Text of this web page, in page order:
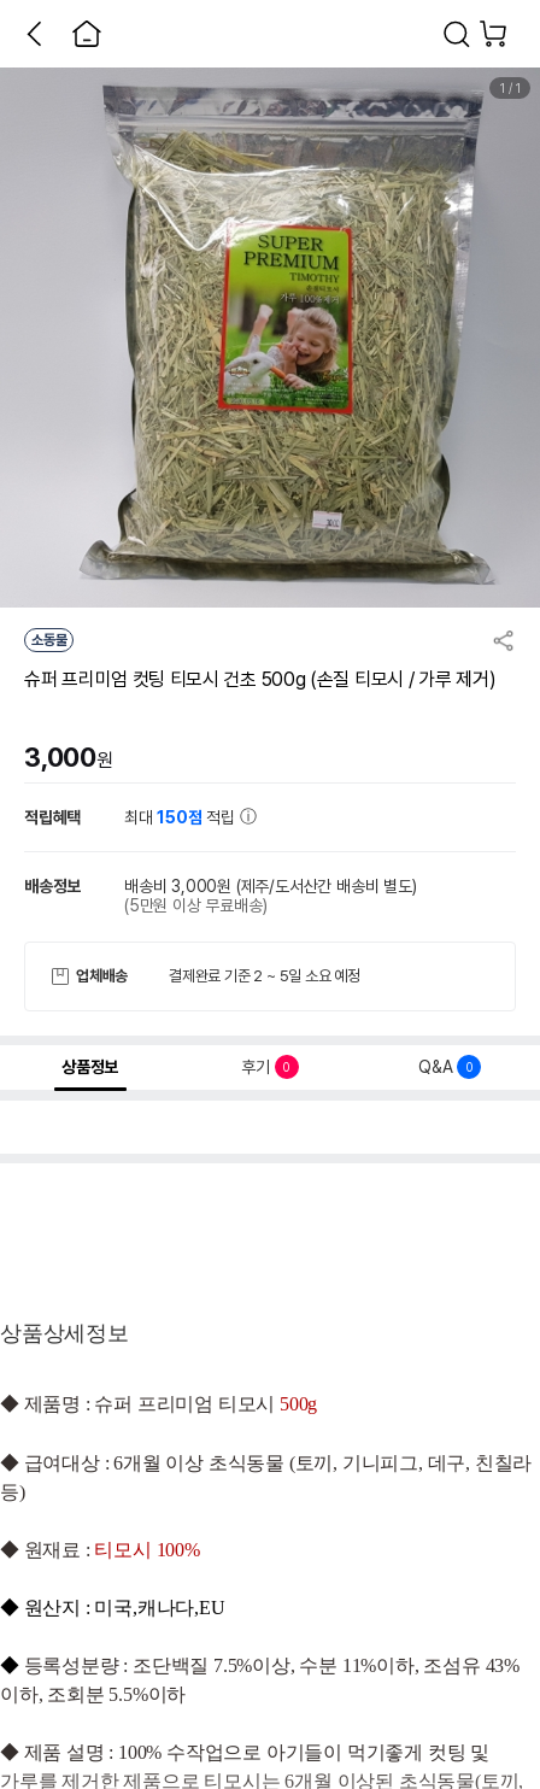
1 / 1
소동물
슈퍼 프리미엄 컷팅 티모시 건초 500g (손질 티모시 / 가루 제거)
3,000원
적립혜택 최대150점 적립
배송정보 배송비 3,000원 (제주/도서산간 배송비 별도)
(5만원 이상 무료배송)
업체배송 결제완료 기준 2 ~ 5일 소요 예정
상품정보 후기 0 Q&A 0
상품상세정보
◆ 제품명 : 슈퍼 프리미엄 티모시 500g
◆ 급여대상 : 6개월 이상 초식동물 (토끼, 기니피그, 데구, 친칠라
등)
◆ 원재료 : 티모시 100%
◆ ​원산지 : 미국,캐나다,EU
◆ 등록성분량 : 조단백질 7.5%이상, 수분 11%이하, 조섬유 43%
이하, 조회분 5.5%이하
◆ 제품 설명 : 100% 수작업으로 아기들이 먹기좋게 컷팅 및
가루를 제거한 제품으로 티모시는 6개월 이상된 초식동물(토끼,